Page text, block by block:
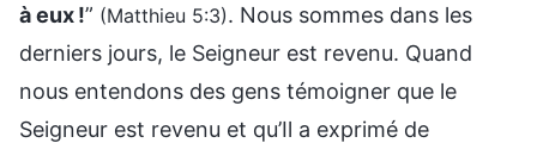
à eux !” (Matthieu 5:3). Nous sommes dans les
derniers jours, le Seigneur est revenu. Quand
nous entendons des gens témoigner que le
Seigneur est revenu et qu’Il a exprimé de